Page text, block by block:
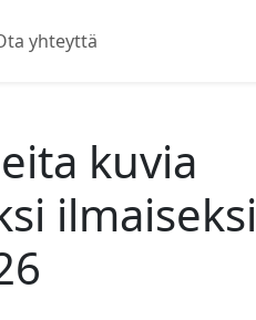
yhteyttä
kuvia
ilmaiseksi